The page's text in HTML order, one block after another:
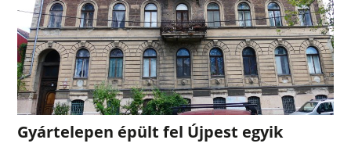
Gyártelepen épült fel Újpest egyik